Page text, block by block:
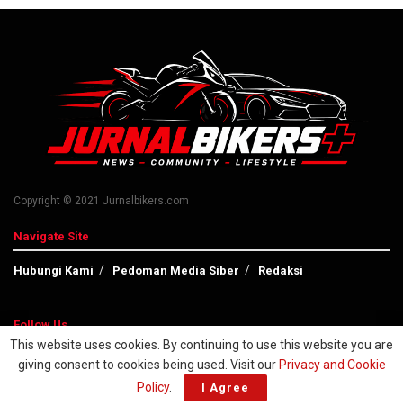
Copyright © 2021 Jurnalbikers.com
Navigate Site
Hubungi Kami Pedoman Media Siber Redaksi
Follow Us
This website uses cookies. By continuing to use this website you are
giving consent to cookies being used. Visit our Privacy and Cookie
Policy. I Agree